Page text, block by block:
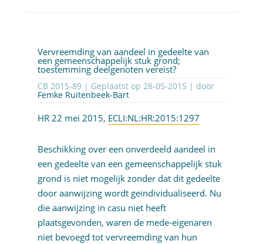
Vervreemding van aandeel in gedeelte van
een gemeenschappelijk stuk grond;
toestemming deelgenoten vereist?
CB 2015-89 | Geplaatst op 28-05-2015 | door
Femke Ruitenbeek-Bart
HR 22 mei 2015, ECLI:NL:HR:2015:1297
Beschikking over een onverdeeld aandeel in
een gedeelte van een gemeenschappelijk stuk
grond is niet mogelijk zonder dat dit gedeelte
door aanwijzing wordt geïndividualiseerd. Nu
die aanwijzing in casu niet heeft
plaatsgevonden, waren de mede-eigenaren
niet bevoegd tot vervreemding van hun